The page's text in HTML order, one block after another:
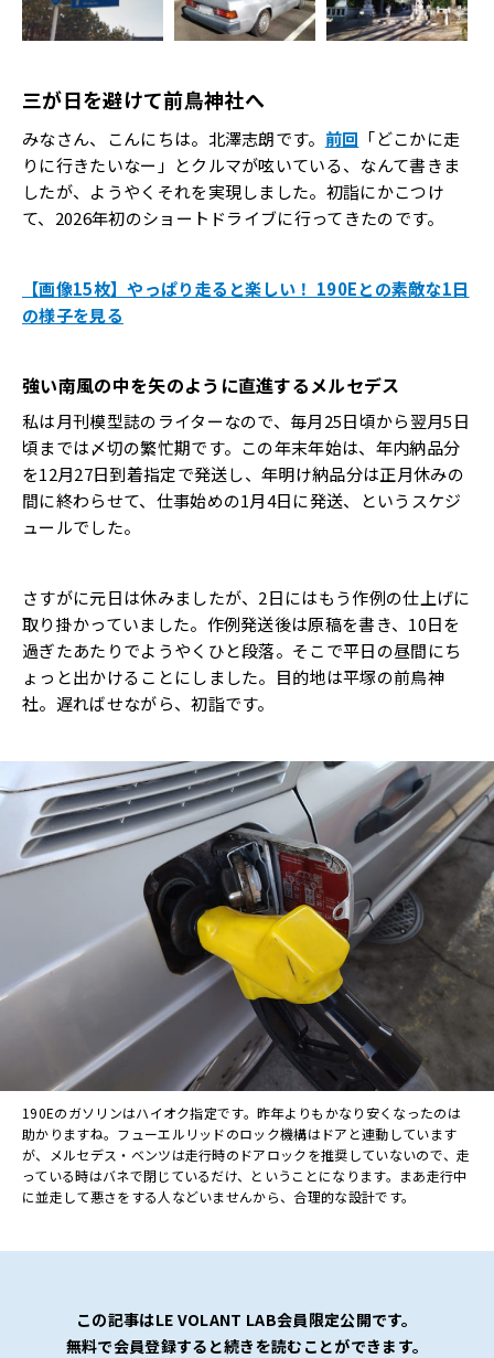
三が日を避けて前鳥神社へ
みなさん、こんにちは。北澤志朗です。 前回 「どこかに走
りに行きたいなー」とクルマが呟いている、なんて書きま
したが、ようやくそれを実現しました。初詣にかこつけ
て、2026年初のショートドライブに行ってきたのです。
【画像15枚】やっぱり走ると楽しい！ 190Eとの素敵な1日
の様子を見る
強い南風の中を矢のように直進するメルセデス
私は月刊模型誌のライターなので、毎月25日頃から翌月5日
頃までは〆切の繁忙期です。この年末年始は、年内納品分
を12月27日到着指定で発送し、年明け納品分は正月休みの
間に終わらせて、仕事始めの1月4日に発送、というスケジ
ュールでした。
さすがに元日は休みましたが、2日にはもう作例の仕上げに
取り掛かっていました。作例発送後は原稿を書き、10日を
過ぎたあたりでようやくひと段落。そこで平日の昼間にち
ょっと出かけることにしました。目的地は平塚の前鳥神
社。遅ればせながら、初詣です。
190Eのガソリンはハイオク指定です。昨年よりもかなり安くなったのは
助かりますね。フューエルリッドのロック機構はドアと連動しています
が、メルセデス・ベンツは走行時のドアロックを推奨していないので、走
っている時はバネで閉じているだけ、ということになります。まあ走行中
に並走して悪さをする人などいませんから、合理的な設計です。
この記事はLE VOLANT LAB会員限定公開です。
無料で会員登録すると続きを読むことができます。